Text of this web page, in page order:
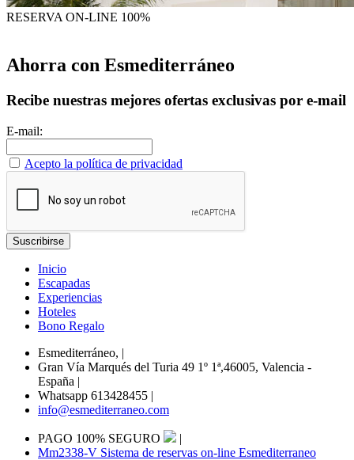
RESERVA ON-LINE 100%
Ahorra con Esmediterráneo
Recibe nuestras mejores ofertas exclusivas por e-mail
E-mail:
Acepto la política de privacidad
Inicio
Escapadas
Experiencias
Hoteles
Bono Regalo
Esmediterráneo, |
Gran Vía Marqués del Turia 49 1º 1ª,46005, Valencia -
España |
Whatsapp 613428455 |
info@esmediterraneo.com
PAGO 100% SEGURO
|
Mm2338-V Sistema de reservas on-line Esmediterraneo